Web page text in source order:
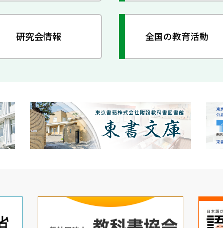
研究会情報 全国の教育活動